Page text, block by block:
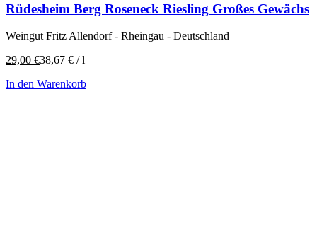
Rüdesheim Berg Roseneck Riesling Großes Gewächs
Weingut Fritz Allendorf - Rheingau - Deutschland
29,00 €38,67 € /l
In den Warenkorb